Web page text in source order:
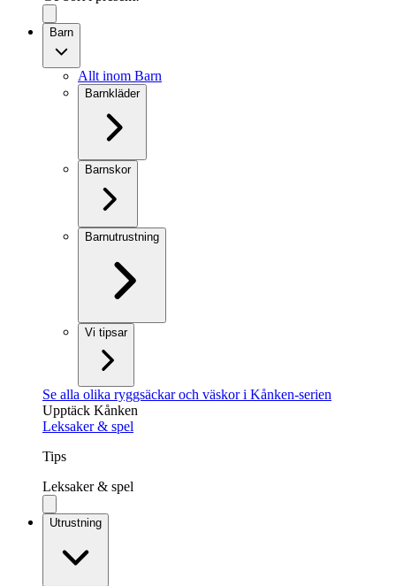
Barn
Allt inom Barn
Barnkläder
Barnskor
Barnutrustning
Vi tipsar
Se alla olika ryggsäckar och väskor i Kånken-serien
Upptäck Kånken
Leksaker & spel
Tips
Leksaker & spel
Utrustning